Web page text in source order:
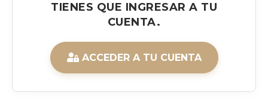
TIENES QUE INGRESAR A TU
CUENTA.
ACCEDER A TU CUENTA